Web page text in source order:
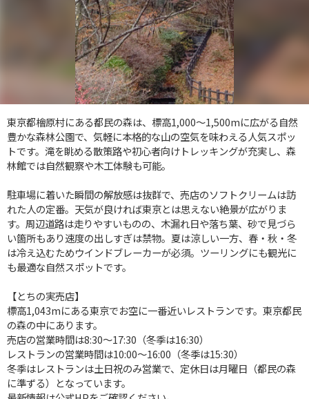
東京都檜原村にある都民の森は、標高1,000〜1,500mに広がる自然
豊かな森林公園で、気軽に本格的な山の空気を味わえる人気スポッ
トです。滝を眺める散策路や初心者向けトレッキングが充実し、森
林館では自然観察や木工体験も可能。
駐車場に着いた瞬間の解放感は抜群で、売店のソフトクリームは訪
れた人の定番。天気が良ければ東京とは思えない絶景が広がりま
す。周辺道路は走りやすいものの、木漏れ日や落ち葉、砂で見づら
い箇所もあり速度の出しすぎは禁物。夏は涼しい一方、春・秋・冬
は冷え込むためウインドブレーカーが必須。ツーリングにも観光に
も最適な自然スポットです。
【とちの実売店】
標高1,043mにある東京でお空に一番近いレストランです。東京都民
の森の中にあります。
売店の営業時間は8:30〜17:30（冬季は16:30）
レストランの営業時間は10:00〜16:00（冬季は15:30）
冬季はレストランは土日祝のみ営業で、定休日は月曜日（都民の森
に準ずる）となっています。